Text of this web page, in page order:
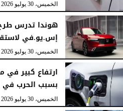
الخميس، 30 يوليو 2026
هوندا تدرس
إس.يو.في
الخميس، 30 يوليو 2026
ارتفاع كبير في
بسبب الحرب
الخميس، 30 يوليو 2026